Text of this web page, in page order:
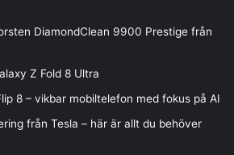
DiamondClean 9900 Prestige från
Z Fold 8 Ultra
8 – vikbar mobiltelefon med fokus på AI
från Tesla – här är allt du behöver